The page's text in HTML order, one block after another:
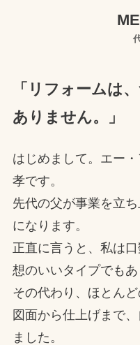
「リフォームは
ありません。」
はじめまして。エー
孝です。
先代の父が事業を立
になります。
正直に言うと、私は
想のいいタイプでもあ
その代わり、ほとん
図面から仕上げまで
ました。